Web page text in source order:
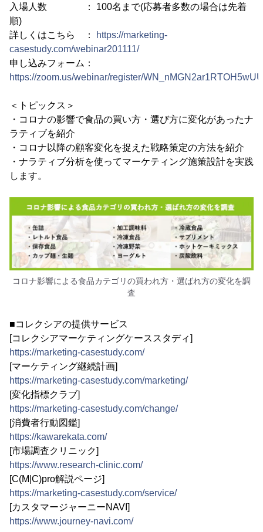
入場人数 ： 100名まで(応募者多数の場合は先着
順)
詳しくはこちら ：
https://marketing-
casestudy.com/webinar201111/
申し込みフォーム：
https://zoom.us/webinar/register/
＜トピックス＞
・コロナの影響で食品の買い方・選び方に変化があったナ
ラティブを紹介
・コロナ以降の顧客変化を捉えた戦略策定の方法を紹介
・ナラティブ分析を使ってマーケティング施策設計を実践
します。
コロナ影響による食品カテゴリの買われ方・選ばれ方の変化を調
査
■コレクシアの提供サービス
[コレクシアマーケティングケーススタディ]
https://marketing-casestudy.com/
[マーケティング継続計画]
https://marketing-casestudy.com/marketing/
[変化指標クラブ]
https://marketing-casestudy.com/change/
[消費者行動図鑑]
https://kawarekata.com/
[市場調査クリニック]
https://www.research-clinic.com/
[C(M|C)pro解説ページ]
https://marketing-casestudy.com/service/
[カスタマージャーニーNAVI]
https://www.journey-navi.com/